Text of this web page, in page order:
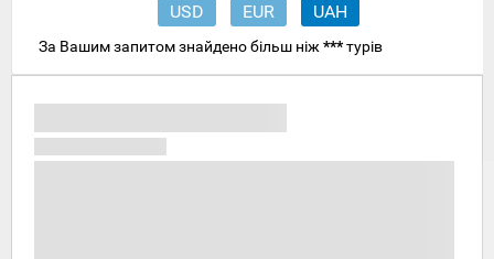
USD EUR UAH
За Вашим запитом знайдено більш ніж ***турів